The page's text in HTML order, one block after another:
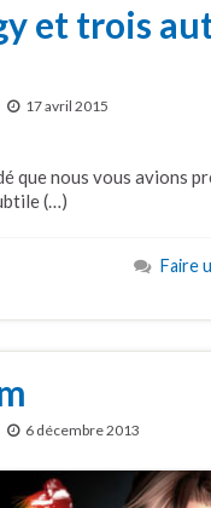
et trois
17 avril 2015
que nous vous avions
(…)
Faire
6 décembre 2013